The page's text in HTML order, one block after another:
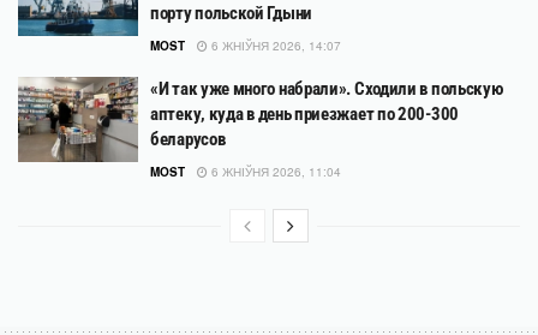
порту польской Гдыни
MOST 6 ЖНІЎНЯ 2026, 14:07
«И так уже много набрали». Сходили в польскую
аптеку, куда в день приезжает по 200-300
беларусов
MOST 6 ЖНІЎНЯ 2026, 11:04